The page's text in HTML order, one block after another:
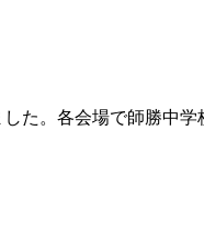
た。各会場で師勝中